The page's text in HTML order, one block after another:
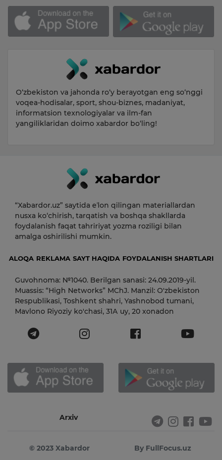
O‘zbekiston va jahonda ro‘y berayotgan eng so‘nggi
voqea-hodisalar, sport, shou-biznes, madaniyat,
informatsion texnologiyalar va ilm-fan
yangiliklaridan doimo xabardor bo‘ling!
“Xabardor.uz” saytida eʼlon qilingan materiallardan
nusxa ko‘chirish, tarqatish va boshqa shakllarda
foydalanish faqat tahririyat yozma roziligi bilan
amalga oshirilishi mumkin.
ALOQA REKLAMA SAYT HAQIDA FOYDALANISH SHARTLARI
Guvohnoma: №1040. Berilgan sanasi: 24.09.2019-yil.
Muassis: “High Networks” MChJ. Manzil: O'zbekiston
Respublikasi, Toshkent shahri, Yashnobod tumani,
Mavlono Riyoziy ko'chasi, 31А uy, 20 xonadon
Arxiv
© 2023 Xabardor By FullFocus.uz